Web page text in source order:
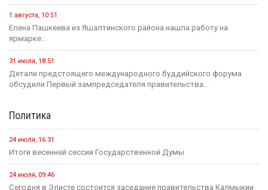
капитального ремонта взлетно-посадочной полосы
1 августа Событие
1 августа — День памяти российских воинов, погибших в
Первой мировой войне
В этом месяце
20 июля Событие
федеральном розыске
Россиян будут оповещать о взятых кредитах на их имя в
течение 15 минут